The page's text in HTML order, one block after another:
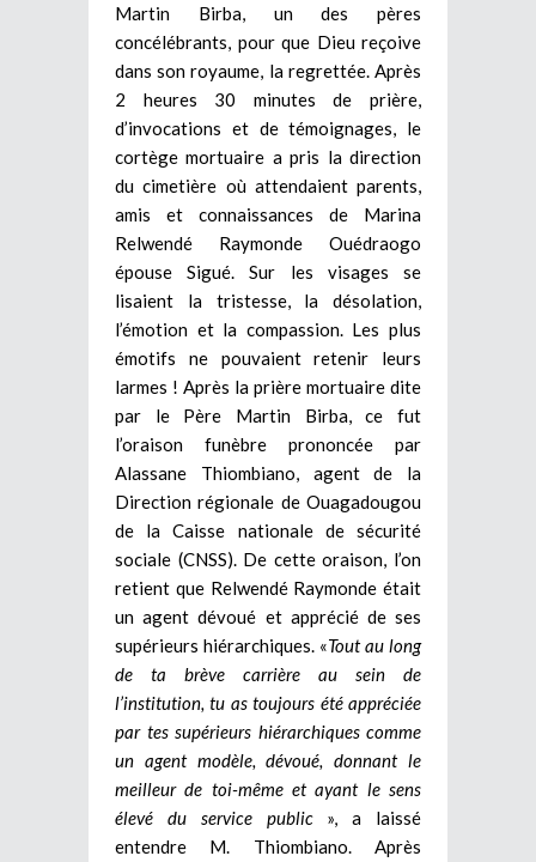
Martin Birba, un des pères
concélébrants, pour que Dieu reçoive
dans son royaume, la regrettée. Après
2 heures 30 minutes de prière,
d’invocations et de témoignages, le
cortège mortuaire a pris la direction
du cimetière où attendaient parents,
amis et connaissances de Marina
Relwendé Raymonde Ouédraogo
épouse Sigué. Sur les visages se
lisaient la tristesse, la désolation,
l’émotion et la compassion. Les plus
émotifs ne pouvaient retenir leurs
larmes ! Après la prière mortuaire dite
par le Père Martin Birba, ce fut
l’oraison funèbre prononcée par
Alassane Thiombiano, agent de la
Direction régionale de Ouagadougou
de la Caisse nationale de sécurité
sociale (CNSS). De cette oraison, l’on
retient que Relwendé Raymonde était
un agent dévoué et apprécié de ses
supérieurs hiérarchiques. «Tout au long
de ta brève carrière au sein de
l’institution, tu as toujours été appréciée
par tes supérieurs hiérarchiques comme
un agent modèle, dévoué, donnant le
meilleur de toi-même et ayant le sens
élevé du service public», a laissé
entendre M. Thiombiano. Après